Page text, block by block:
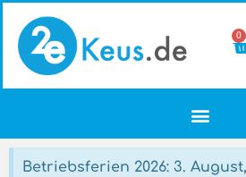
0
Betriebsferien 2026: 3.